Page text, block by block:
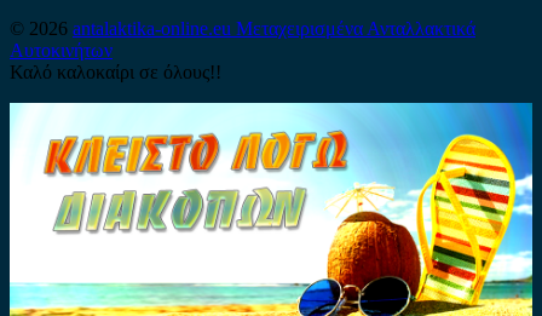
© 2026 antalaktika-online.eu Μεταχειρισμένα Ανταλλακτικά
Αυτοκινήτων
Καλό καλοκαίρι σε όλους!!